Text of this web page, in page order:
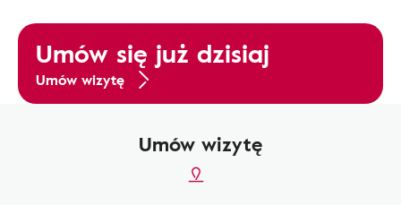
Umów się już dzisiaj
Umów wizytę
Umów wizytę